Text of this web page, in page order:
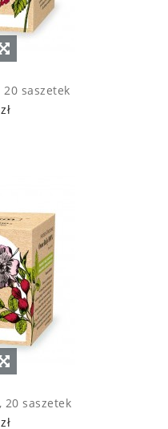
saszetek
20 saszetek